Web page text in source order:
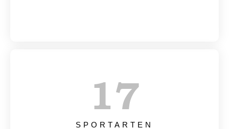
SPORTARTEN
17